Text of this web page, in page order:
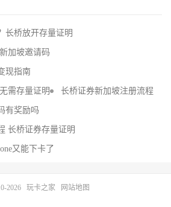
长桥放开存量证明
加坡邀请码
现指南
需存量证明 长桥证券新加坡注册流程
有奖励吗
长桥证券存量证明
又能下卡了
2026 玩卡之家 网站地图